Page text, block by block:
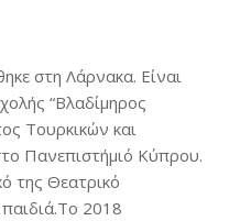
στη Λάρνακα. Είναι
“Βλαδίμηρος
Τουρκικών και
Πανεπιστήμιό Κύπρου.
της Θεατρικό
2018